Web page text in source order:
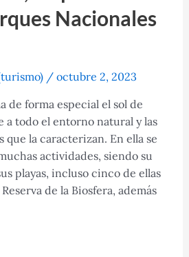
Nacionales
/ octubre 2, 2023
de forma especial el sol de
a todo el entorno natural y las
que la caracterizan. En ella se
actividades, siendo su
playas, incluso cinco de ellas
de la Biosfera, además